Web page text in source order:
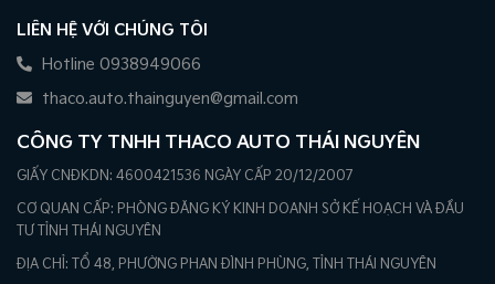
LIÊN HỆ VỚI CHÚNG TÔI
Hotline 0938949066
thaco.auto.thainguyen@gmail.com
CÔNG TY TNHH THACO AUTO THÁI NGUYÊN
GIẤY CNĐKDN: 4600421536 NGÀY CẤP 20/12/2007
CƠ QUAN CẤP: PHÒNG ĐĂNG KÝ KINH DOANH SỞ KẾ HOẠCH VÀ ĐẦU
TƯ TỈNH THÁI NGUYÊN
ĐỊA CHỈ: TỔ 48, PHƯỜNG PHAN ĐÌNH PHÙNG, TỈNH THÁI NGUYÊN